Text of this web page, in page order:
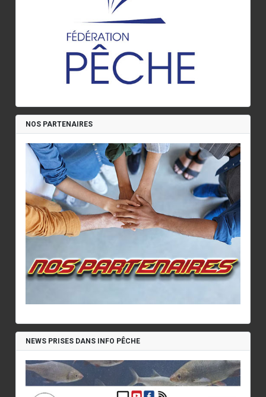
NOS PARTENAIRES
NEWS PRISES DANS INFO PÊCHE